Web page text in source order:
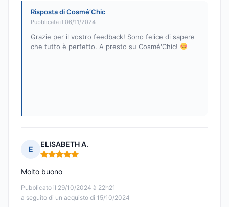
Risposta di Cosmé’Chic
Pubblicata il 06/11/2024
Grazie per il vostro feedback! Sono felice di sapere
che tutto è perfetto. A presto su Cosmé'Chic!
E
ELISABETH A.
Nota: 5 su 5
Pubblicato il 29/10/2024 à 22h21
a seguito di un acquisto di 15/10/2024
Molto buono